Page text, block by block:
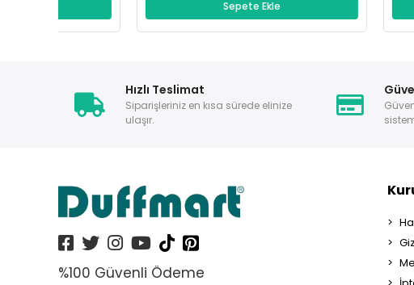
Hızlı Teslimat
Siparişleriniz en kısa sürede elinize
ulaşır.
%100 Güvenli Ödeme